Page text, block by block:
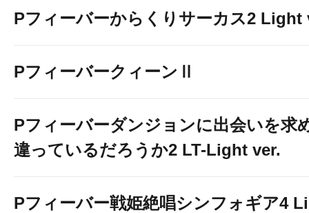
Pフィーバーからくりサーカス2 Light
PフィーバークィーンⅡ
Pフィーバーダンジョンに出会いを求
違っているだろうか2 LT-Light ver.
Pフィーバー戦姫絶唱シンフォギア4